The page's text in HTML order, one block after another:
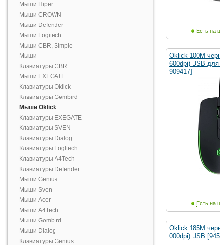
Мыши Hiper
Мыши CROWN
Мыши Defender
Мыши Logitech
Мыши CBR, Simple
Мыши
Клавиатуры CBR
Мыши EXEGATE
Клавиатуры Oklick
Клавиатуры Gembird
Мыши Oklick
Клавиатуры EXEGATE
Клавиатуры SVEN
Клавиатуры Dialog
Клавиатуры Logitech
Клавиатуры A4Tech
Клавиатуры Defender
Мыши Genius
Мыши Sven
Мыши Acer
Мыши A4Tech
Мыши Gembird
Мыши Dialog
Клавиатуры Genius
Есть на
Oklick 100M
600dpi) USB для
909417]
Есть на
Oklick 185M
000dpi) USB